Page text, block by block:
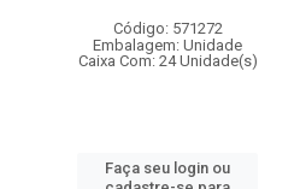
Código: 571272
Embalagem: Unidade
Caixa Com: 24 Unidade(s)
Faça seu login ou